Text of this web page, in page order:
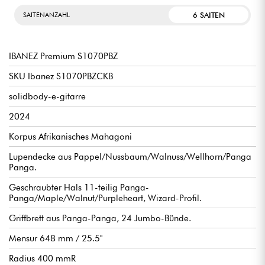
SAITENANZAHL 6 SAITEN
IBANEZ Premium S1070PBZ
SKU Ibanez S1070PBZCKB
solidbody-e-gitarre
2024
Korpus Afrikanisches Mahagoni
Lupendecke aus Pappel/Nussbaum/Walnuss/Wellhorn/Panga
Panga.
Geschraubter Hals 11-teilig Panga-
Panga/Maple/Walnut/Purpleheart, Wizard-Profil.
Griffbrett aus Panga-Panga, 24 Jumbo-Bünde.
Mensur 648 mm / 25.5"
Radius 400 mmR